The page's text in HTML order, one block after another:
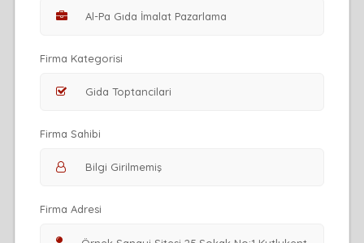
Firma Kategorisi
Firma Sahibi
Firma Adresi